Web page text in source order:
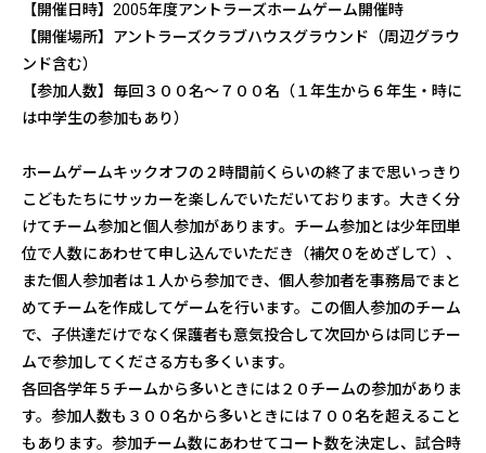
【開催日時】2005年度アントラーズホームゲーム開催時
【開催場所】アントラーズクラブハウスグラウンド（周辺グラウ
ンド含む）
【参加人数】毎回３００名～７００名（１年生から６年生・時に
は中学生の参加もあり）
ホームゲームキックオフの２時間前くらいの終了まで思いっきり
こどもたちにサッカーを楽しんでいただいております。大きく分
けてチーム参加と個人参加があります。チーム参加とは少年団単
位で人数にあわせて申し込んでいただき（補欠０をめざして）、
また個人参加者は１人から参加でき、個人参加者を事務局でまと
めてチームを作成してゲームを行います。この個人参加のチーム
で、子供達だけでなく保護者も意気投合して次回からは同じチー
ムで参加してくださる方も多くいます。
各回各学年５チームから多いときには２０チームの参加がありま
す。参加人数も３００名から多いときには７００名を超えること
もあります。参加チーム数にあわせてコート数を決定し、試合時